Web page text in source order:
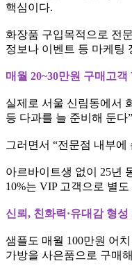
핵심이다.
화장품 구입목적으로 전
정보나 이벤트 등 마케팅
매월 20~30만원 구매고객
실제로 서울 신림동에서
등 다과를 늘 준비해 둔다
그러면서 “전문점 내부
아르바이트생 없이 25년
10%는 VIP 고객으로 별
신뢰, 친화력·유대감 형성
샘플도 매월 100만원 어
가방을 사은품으로 구매